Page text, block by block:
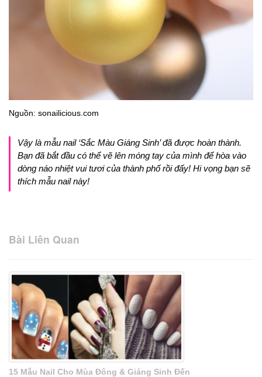
Nguồn: sonailicious.com
Vậy là mẫu nail ‘Sắc Màu Giáng Sinh’ đã được hoàn thành.
Bạn đã bắt đầu có thể vẽ lên móng tay của mình để hòa vào
dòng náo nhiệt vui tươi của thành phố rồi đấy! Hi vọng bạn sẽ
thích mẫu nail này!
Bài Liên Quan
15 Mẫu Nail Cho Mùa Đông & Giáng Sinh Đến